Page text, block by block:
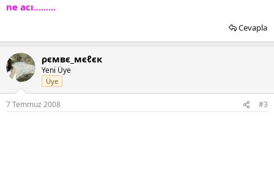
ne acı.........
Cevapla
ρємвє_мєℓєк
Yeni Üye
Üye
7 Temmuz 2008 #3